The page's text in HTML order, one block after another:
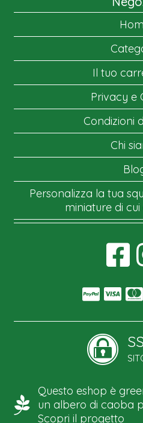
Il tuo
Privacy e
Condizioni
Chi
Personalizza la tua
miniature di
Questo eshop è
un albero di caoba
Scopri il progetto